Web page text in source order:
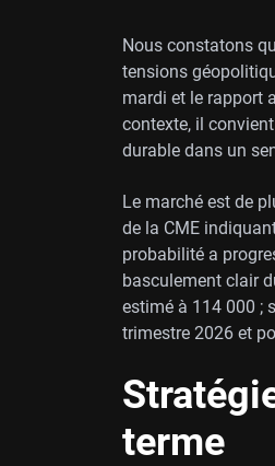
Nous constatons
tensions
mardi et le rapport
contexte, il
durable dans un
Le marché est de
de la CME
probabilité a
basculement clair
estimé à 114 000 ;
trimestre 2026 et
terme